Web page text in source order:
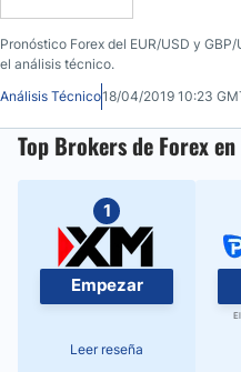
Pronóstico Forex del EUR/USD y
el análisis técnico.
Análisis Técnico18/04/2019 10:23
Top Brokers de Forex
1
Empezar
Leer reseña